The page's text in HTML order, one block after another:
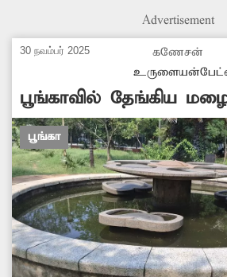
Advertisement
30 நவம்பர் 2025
கணேசன்
பூங்காவில் தேங்கிய
பூங்கா